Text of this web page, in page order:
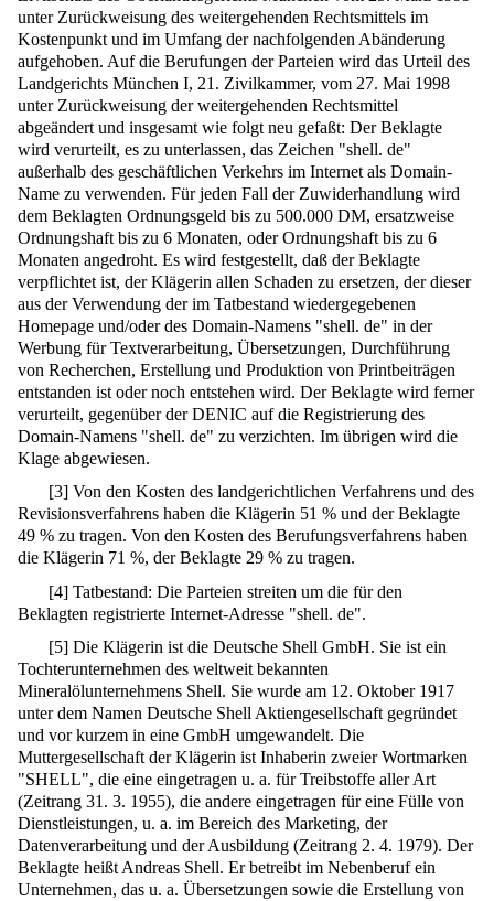
unter Zurückweisung des weitergehenden Rechtsmittels im
Kostenpunkt und im Umfang der nachfolgenden Abänderung
aufgehoben. Auf die Berufungen der Parteien wird das Urteil des
Landgerichts München I, 21. Zivilkammer, vom 27. Mai 1998
unter Zurückweisung der weitergehenden Rechtsmittel
abgeändert und insgesamt wie folgt neu gefaßt: Der Beklagte
wird verurteilt, es zu unterlassen, das Zeichen "shell. de"
außerhalb des geschäftlichen Verkehrs im Internet als Domain-
Name zu verwenden. Für jeden Fall der Zuwiderhandlung wird
dem Beklagten Ordnungsgeld bis zu 500.000 DM, ersatzweise
Ordnungshaft bis zu 6 Monaten, oder Ordnungshaft bis zu 6
Monaten angedroht. Es wird festgestellt, daß der Beklagte
verpflichtet ist, der Klägerin allen Schaden zu ersetzen, der dieser
aus der Verwendung der im Tatbestand wiedergegebenen
Homepage und/oder des Domain-Namens "shell. de" in der
Werbung für Textverarbeitung, Übersetzungen, Durchführung
von Recherchen, Erstellung und Produktion von Printbeiträgen
entstanden ist oder noch entstehen wird. Der Beklagte wird ferner
verurteilt, gegenüber der DENIC auf die Registrierung des
Domain-Namens "shell. de" zu verzichten. Im übrigen wird die
Klage abgewiesen.
[3] Von den Kosten des landgerichtlichen Verfahrens und des
Revisionsverfahrens haben die Klägerin 51 % und der Beklagte
49 % zu tragen. Von den Kosten des Berufungsverfahrens haben
die Klägerin 71 %, der Beklagte 29 % zu tragen.
[4] Tatbestand: Die Parteien streiten um die für den
Beklagten registrierte Internet-Adresse "shell. de".
[5] Die Klägerin ist die Deutsche Shell GmbH. Sie ist ein
Tochterunternehmen des weltweit bekannten
Mineralölunternehmens Shell. Sie wurde am 12. Oktober 1917
unter dem Namen Deutsche Shell Aktiengesellschaft gegründet
und vor kurzem in eine GmbH umgewandelt. Die
Muttergesellschaft der Klägerin ist Inhaberin zweier Wortmarken
"SHELL", die eine eingetragen u. a. für Treibstoffe aller Art
(Zeitrang 31. 3. 1955), die andere eingetragen für eine Fülle von
Dienstleistungen, u. a. im Bereich des Marketing, der
Datenverarbeitung und der Ausbildung (Zeitrang 2. 4. 1979). Der
Beklagte heißt Andreas Shell. Er betreibt im Nebenberuf ein
Unternehmen, das u. a. Übersetzungen sowie die Erstellung von